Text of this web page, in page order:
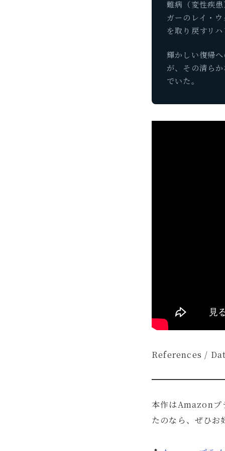
難病（変性疾
ガーのレイ・
を取り戻すリ
輝かしい復帰
が、その清ら
でいた。
References /
本作はAmazonプ
たのなら、ぜひ